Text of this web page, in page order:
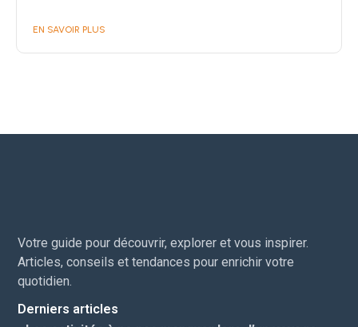
EN SAVOIR PLUS
Votre guide pour découvrir, explorer et vous inspirer.
Articles, conseils et tendances pour enrichir votre
quotidien.
Derniers articles